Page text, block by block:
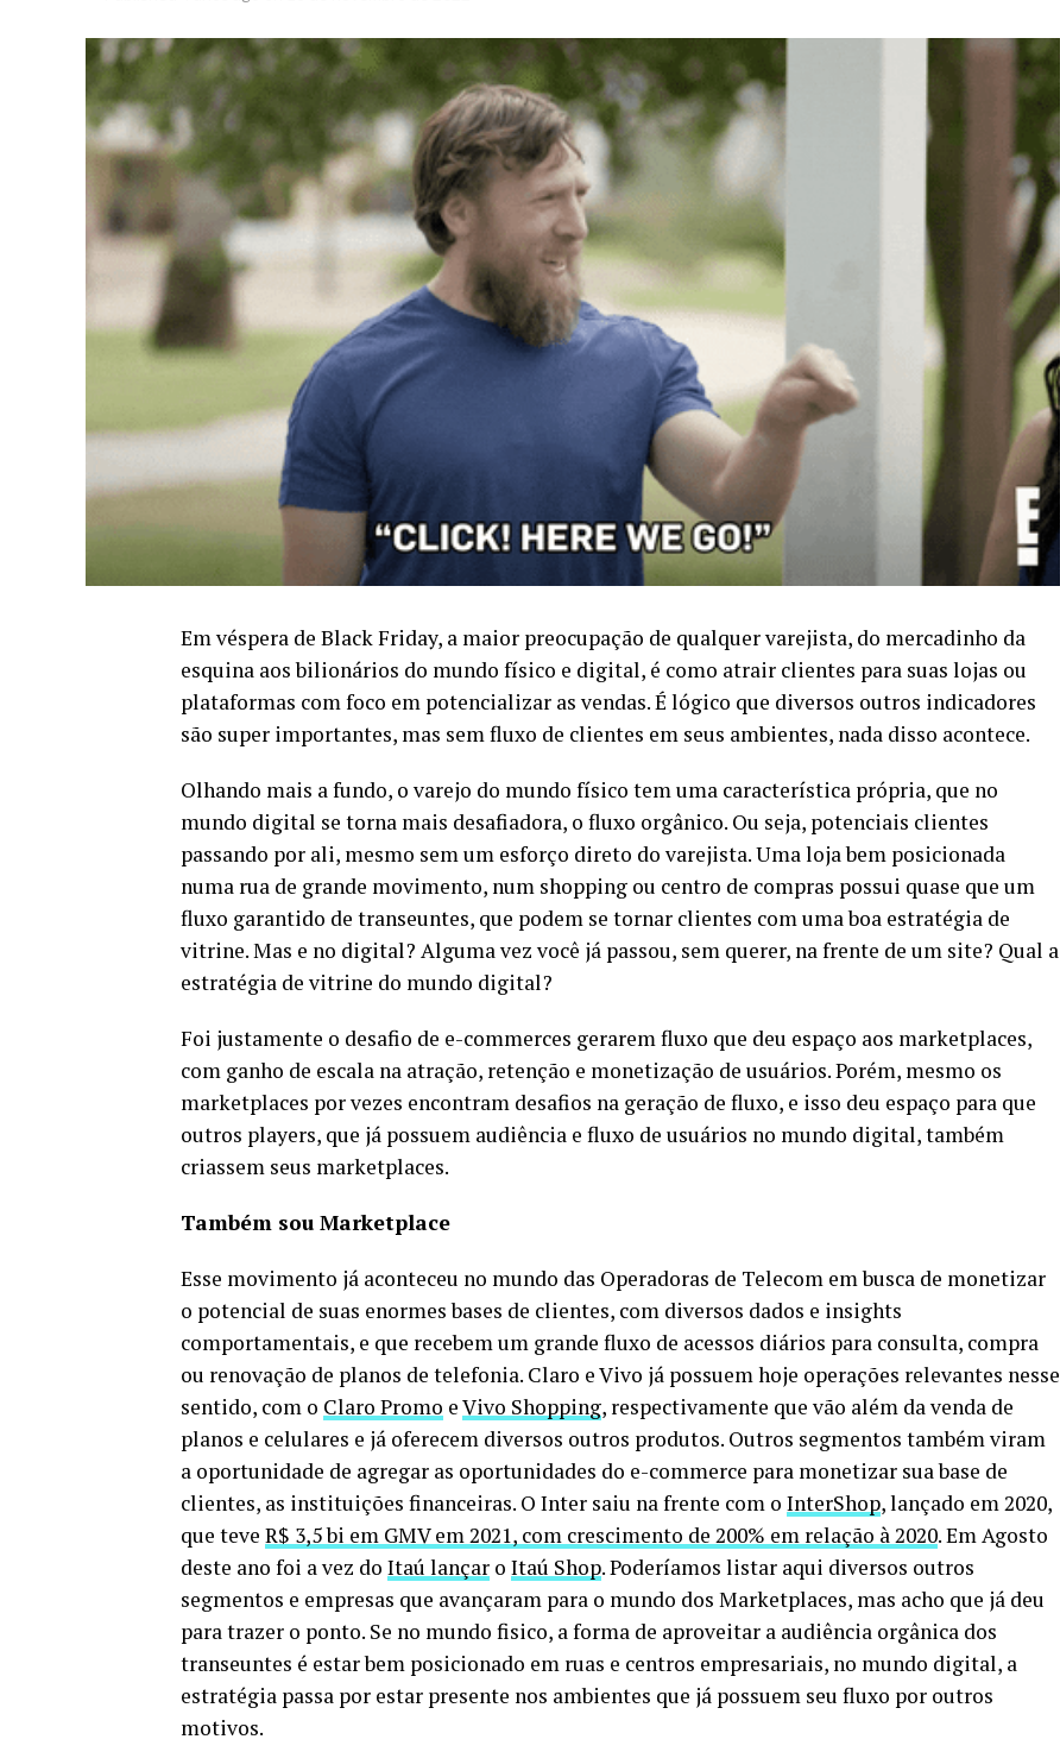
Em véspera de Black Friday, a maior preocupação de qualquer varejista, do mercadinho da
esquina aos bilionários do mundo físico e digital, é como atrair clientes para suas lojas ou
plataformas com foco em potencializar as vendas. É lógico que diversos outros indicadores
são super importantes, mas sem fluxo de clientes em seus ambientes, nada disso acontece.
Olhando mais a fundo, o varejo do mundo físico tem uma característica própria, que no
mundo digital se torna mais desafiadora, o fluxo orgânico. Ou seja, potenciais clientes
passando por ali, mesmo sem um esforço direto do varejista. Uma loja bem posicionada
numa rua de grande movimento, num shopping ou centro de compras possui quase que um
fluxo garantido de transeuntes, que podem se tornar clientes com uma boa estratégia de
vitrine. Mas e no digital? Alguma vez você já passou, sem querer, na frente de um site? Qual a
estratégia de vitrine do mundo digital?
Foi justamente o desafio de e-commerces gerarem fluxo que deu espaço aos marketplaces,
com ganho de escala na atração, retenção e monetização de usuários. Porém, mesmo os
marketplaces por vezes encontram desafios na geração de fluxo, e isso deu espaço para que
outros players, que já possuem audiência e fluxo de usuários no mundo digital, também
criassem seus marketplaces.
Também sou Marketplace
Esse movimento já aconteceu no mundo das Operadoras de Telecom em busca de monetizar
o potencial de suas enormes bases de clientes, com diversos dados e insights
comportamentais, e que recebem um grande fluxo de acessos diários para consulta, compra
ou renovação de planos de telefonia. Claro e Vivo já possuem hoje operações relevantes nesse
sentido, com o Claro Promo eVivo Shopping, respectivamente que vão além da venda de
planos e celulares e já oferecem diversos outros produtos. Outros segmentos também viram
a oportunidade de agregar as oportunidades do e-commerce para monetizar sua base de
clientes, as instituições financeiras. O Inter saiu na frente com o InterShop, lançado em 2020,
que teve R$ 3,5 bi em GMV em 2021, com crescimento de 200% em relação à 2020. Em Agosto
deste ano foi a vez do Itaú lançar o Itaú Shop. Poderíamos listar aqui diversos outros
segmentos e empresas que avançaram para o mundo dos Marketplaces, mas acho que já deu
para trazer o ponto. Se no mundo fisico, a forma de aproveitar a audiência orgânica dos
transeuntes é estar bem posicionado em ruas e centros empresariais, no mundo digital, a
estratégia passa por estar presente nos ambientes que já possuem seu fluxo por outros
motivos.